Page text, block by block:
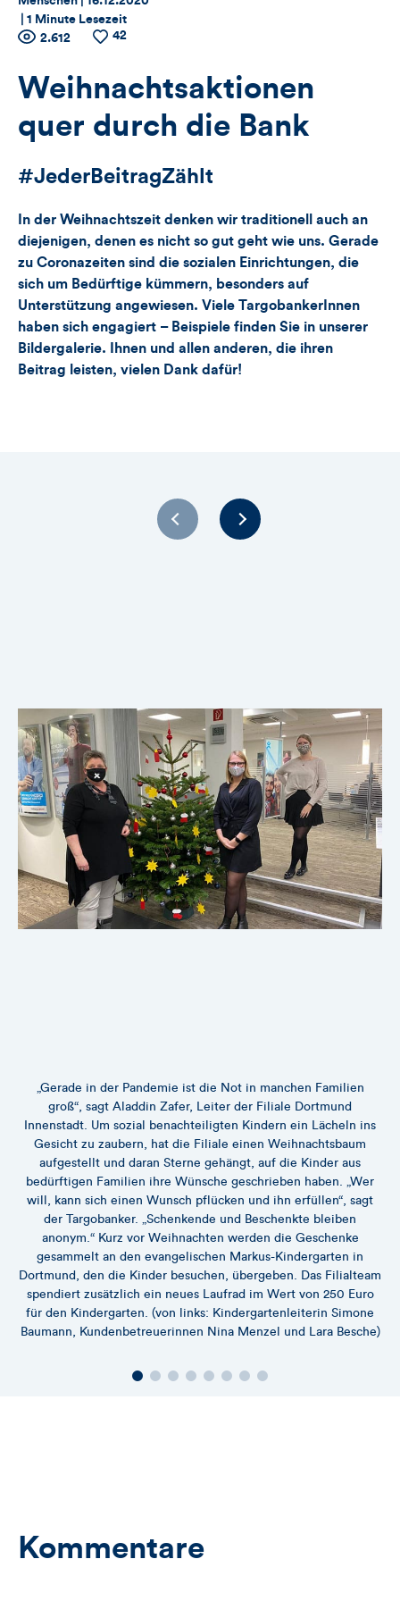
1 Minute Lesezeit
Zähler
für
Views,
Likes
Kommentare
dieses
Artikels
Anzahl
Views
2.612
Anzahl
42
Weihnachtsaktionen
quer durch die Bank
#JederBeitragZählt
In der Weihnachtszeit denken wir traditionell auch an
diejenigen, denen es nicht so gut geht wie uns. Gerade
zu Coronazeiten sind die sozialen Einrichtungen, die
sich um Bedürftige kümmern, besonders auf
Unterstützung angewiesen. Viele TargobankerInnen
haben sich engagiert – Beispiele finden Sie in unserer
Bildergalerie. Ihnen und allen anderen, die ihren
Beitrag leisten, vielen Dank dafür!
„Gerade in der Pandemie ist die Not in manchen Familien
groß“, sagt Aladdin Zafer, Leiter der Filiale Dortmund
Innenstadt. Um sozial benachteiligten Kindern ein Lächeln ins
Gesicht zu zaubern, hat die Filiale einen Weihnachtsbaum
aufgestellt und daran Sterne gehängt, auf die Kinder aus
bedürftigen Familien ihre Wünsche geschrieben haben. „Wer
will, kann sich einen Wunsch pflücken und ihn erfüllen“, sagt
der Targobanker. „Schenkende und Beschenkte bleiben
anonym.“ Kurz vor Weihnachten werden die Geschenke
gesammelt an den evangelischen Markus-Kindergarten in
Dortmund, den die Kinder besuchen, übergeben. Das Filialteam
spendiert zusätzlich ein neues Laufrad im Wert von 250 Euro
für den Kindergarten. (von links: Kindergartenleiterin Simone
Baumann, Kundenbetreuerinnen Nina Menzel und Lara Besche)
Kommentare